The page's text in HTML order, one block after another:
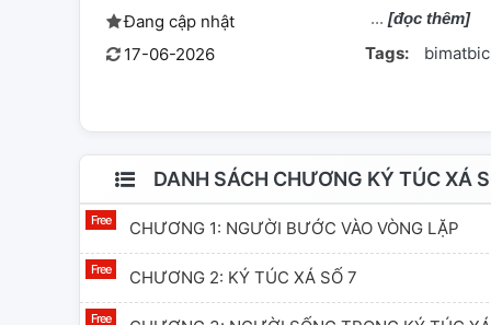
Đang cập nhật
17-06-2026
vết về người đó
Không ai nhắc
nào. Người
người liên tục
điều khiến Lâm
[đọc thêm]
Tags:
DANH SÁCH CHƯƠNG KÝ TÚC XÁ
CHƯƠNG 1: NGƯỜI BƯỚC VÀO VÒNG LẶP
CHƯƠNG 2: KÝ TÚC XÁ SỐ 7